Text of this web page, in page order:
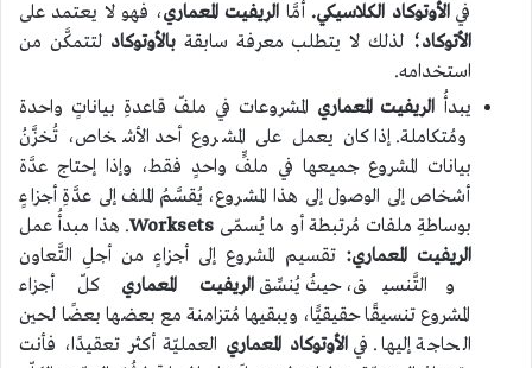
فيالأوتوكاد الكلاسيكي. أمَّا الريفيت المعماري، فهو لا يعتمد على
الأتوكاد؛ لذلك لا يتطلب معرفة سابقةبالأوتوكاد لتتمكَّن من
استخدامه.
يبدأُ الريفيت المعماري المشروعات في ملفّ قاعدةِ بياناتٍ واحدة
ومُتكاملة. إذا كان يعمل على المشروع أحد الأشخاص، تُخزَّنُ
بيانات المشروع جميعها في ملفٍّ واحدٍ فقط، وإذا إحتاج عدَّة
أشخاص إلى الوصول إلى هذا المشروع، يُقسَّمُ الملف إلى عدَّةِ أجزاءٍ
بوساطةِ ملفات مُرتبطة أو ما يُسمّى Worksets. هذا مبدأُ عمل
الريفيت المعماري: تقسيم المشروع إلى أجزاءٍ من أجلِ التَّعاون
والتَّنسيق، حيثُ يُنسِّقالريفيت المعماريكلّ أجزاء
المشروع تنسيقًا حقيقيًّا، ويبقيها مُتزامنة مع بعضها بعضًا لحين
الحاجة إليها. فيالأوتوكاد المعماري العمليّة أكثر تعقيدًا، فأنت